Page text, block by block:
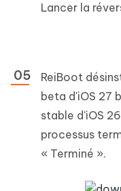
Lancer la
ReiBoot
beta d'iOS 27
stable d'iOS
processus
« Terminé ».